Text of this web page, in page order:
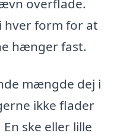
hver form for at
hænger fast.
mængde dej i
ikke flader
ske eller lille